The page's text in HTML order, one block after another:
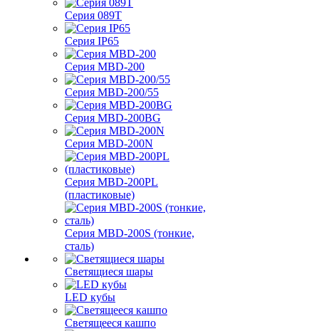
Серия 089T
Серия IP65
Серия MBD-200
Серия MBD-200/55
Серия MBD-200BG
Серия MBD-200N
Серия MBD-200PL
(пластиковые)
Серия MBD-200S (тонкие,
сталь)
Светящиеся шары
LED кубы
Светящееся кашпо